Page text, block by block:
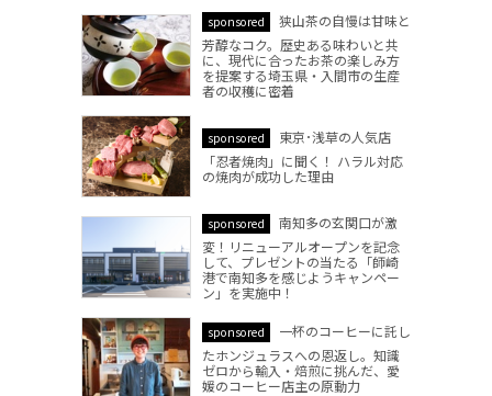
sponsored
狭山茶の自慢は甘味と
芳醇なコク。歴史ある味わいと共
に、現代に合ったお茶の楽しみ方
を提案する埼玉県・入間市の生産
者の収穫に密着
sponsored
東京･浅草の人気店
「忍者焼肉」に聞く！ ハラル対応
の焼肉が成功した理由
sponsored
南知多の玄関口が激
変！リニューアルオープンを記念
して、プレゼントの当たる「師崎
港で南知多を感じようキャンペー
ン」を実施中！
sponsored
一杯のコーヒーに託し
たホンジュラスへの恩返し。知識
ゼロから輸入・焙煎に挑んだ、愛
媛のコーヒー店主の原動力